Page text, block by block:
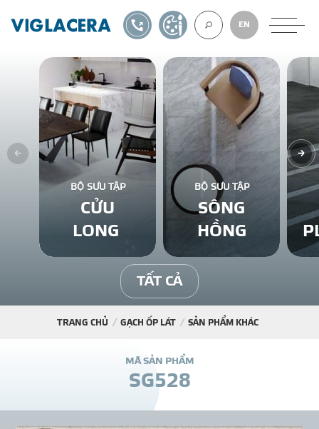
VỀ CHÚNG
GẠCH ỐP LÁT
BÊ TÔNG KHÍ
NGÓI LỢP
THƯ
EN
1900561582TỰ THIẾT KẾ
BỘ SƯU TẬP
CỬU
LONG
BỘ SƯU TẬP
SÔNG
HỒNG
TẤT CẢ
TRANG CHỦ GẠCH ỐP LÁT SẢN PHẨM KHÁC
MÃ SẢN PHẨM
SG528